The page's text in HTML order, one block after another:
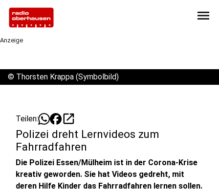
menu
Anzeige
© Thorsten Krappa (Symbolbild)
Teilen: open_in_new
Polizei dreht Lernvideos zum
Fahrradfahren
Die Polizei Essen/Mülheim ist in der Corona-Krise
kreativ geworden. Sie hat Videos gedreht, mit
deren Hilfe Kinder das Fahrradfahren lernen sollen.